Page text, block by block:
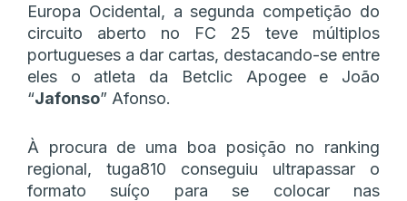
Europa Ocidental, a segunda competição do
circuito aberto no FC 25 teve múltiplos
portugueses a dar cartas, destacando-se entre
eles o atleta da Betclic Apogee e João
“Jafonso” Afonso.
À procura de uma boa posição no ranking
regional, tuga810 conseguiu ultrapassar o
formato suíço para se colocar nas